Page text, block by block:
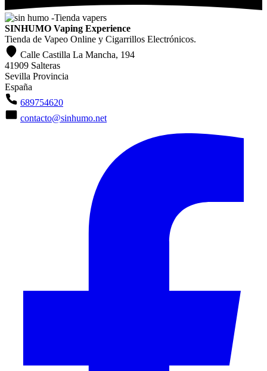
SINHUMO Vaping Experience
Tienda de Vapeo Online y Cigarrillos Electrónicos.
Calle Castilla La Mancha, 194
41909 Salteras
Sevilla Provincia
España
689754620
contacto@sinhumo.net